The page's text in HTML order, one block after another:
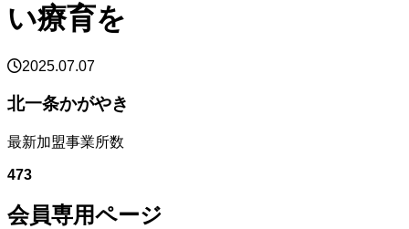
い療育を
2025.07.07
北一条かがやき
最新加盟事業所数
473
会員専用ページ